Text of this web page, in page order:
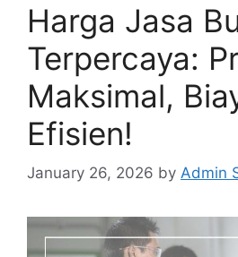
Harga Jasa
Terpercaya:
Maksimal,
Efisien!
January 26, 2026 by Admin